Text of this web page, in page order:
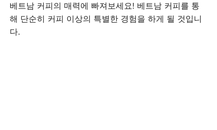
베트남 커피의 매력에 빠져보세요! 베트남 커피를 통
해 단순히 커피 이상의 특별한 경험을 하게 될 것입니
다.